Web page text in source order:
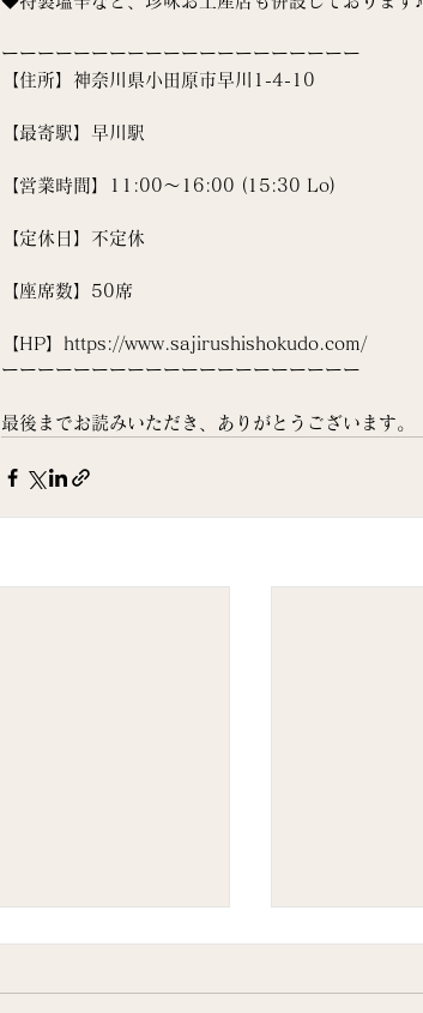
ーーーーーーーーーーーーーーーーーーーー
【住所】神奈川県小田原市早川1-4-10
【最寄駅】早川駅
【営業時間】11:00〜16:00 (15:30 Lo)
【定休日】不定休
【座席数】50席
【HP】https://www.sajirushishokudo.com/
ーーーーーーーーーーーーーーーーーーーー
最後までお読みいただき、ありがとうございます。